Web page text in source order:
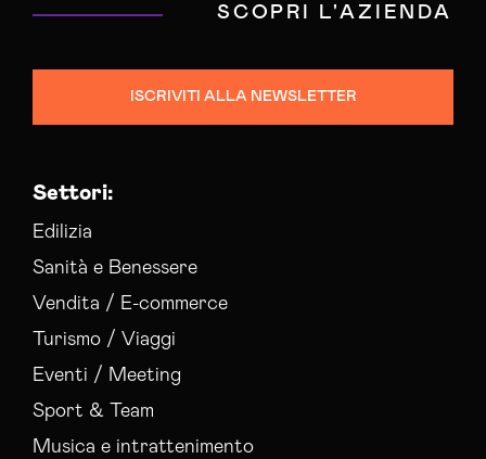
SCOPRI L'AZIENDA
ISCRIVITI ALLA NEWSLETTER
Settori:
Edilizia
Sanità e Benessere
Vendita / E-commerce
Turismo / Viaggi
Eventi / Meeting
Sport & Team
Musica e intrattenimento